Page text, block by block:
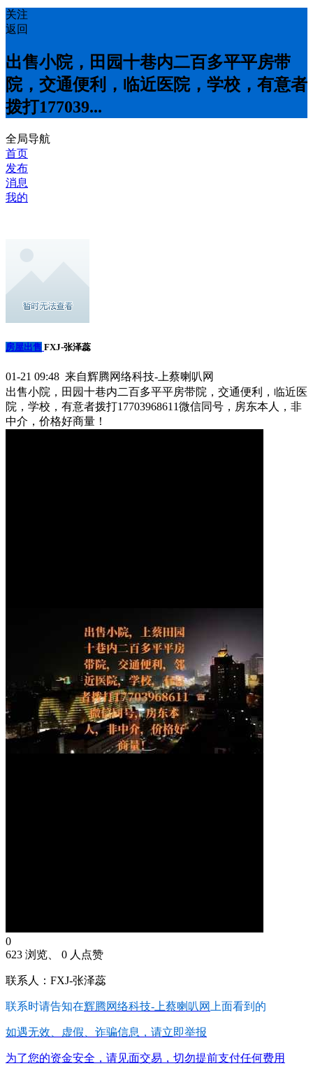
关注
返回
出售小院，田园十巷内二百多平平房带
院，交通便利，临近医院，学校，有意者
拨打177039...
全局导航
首页
发布
消息
我的
房屋出售 FXJ-张泽蕊
01-21 09:48 来自辉腾网络科技-上蔡喇叭网
出售小院，田园十巷内二百多平平房带院，交通便利，临近医
院，学校，有意者拨打17703968611微信同号，房东本人，非
中介，价格好商量！
0
623 浏览、 0 人点赞
联系人：FXJ-张泽蕊
联系时请告知在辉腾网络科技-上蔡喇叭网 上面看到的
如遇无效、虚假、诈骗信息，请立即举报
为了您的资金安全，请见面交易，切勿提前支付任何费用